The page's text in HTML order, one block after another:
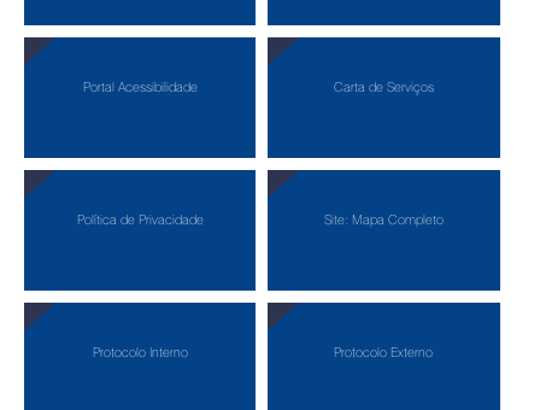
Portal Acessibilidade Carta de Serviços
Política de Privacidade Site: Mapa Completo
Protocolo Interno Protocolo Externo